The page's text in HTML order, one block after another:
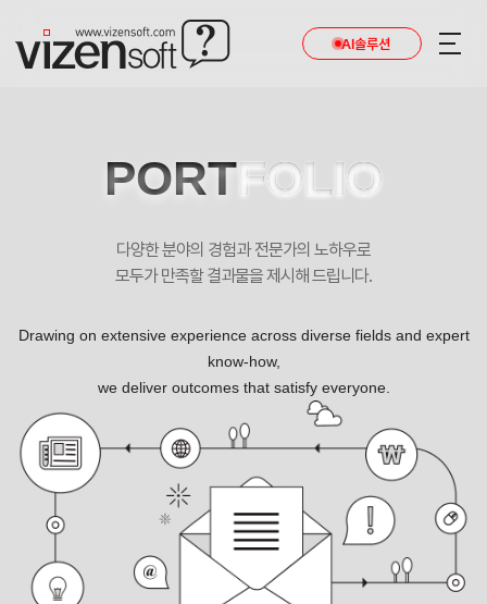
AI솔루션
연구실을 소개합니다, 포항공대 변형핵산연구실 포트폴리오
PORTFOLIO
다양한 분야의 경험과 전문가의 노하우로
모두가 만족할 결과물을 제시해 드립니다.
Drawing on extensive experience across diverse fields and expert
know-how,
we deliver outcomes that satisfy everyone.